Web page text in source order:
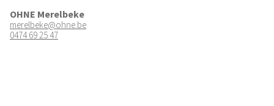
OHNE Merelbeke
merelbeke@ohne.be
0474 69 25 47